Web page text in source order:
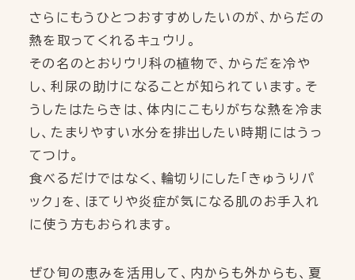
さらにもうひとつおすすめしたいのが、からだの
熱を取ってくれるキュウリ。
その名のとおりウリ科の植物で、からだを冷や
し、利尿の助けになることが知られています。そ
うしたはたらきは、体内にこもりがちな熱を冷ま
し、たまりやすい水分を排出したい時期にはうっ
てつけ。
食べるだけではなく、輪切りにした「きゅうりパ
ック」を、ほてりや炎症が気になる肌のお手入れ
に使う方もおられます。
ぜひ旬の恵みを活用して、内からも外からも、夏